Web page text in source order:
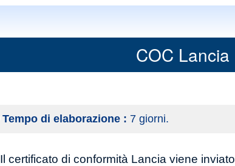
COC Lancia
Tempo di elaborazione : 7 giorni.
Il certificato di conformità Lancia viene